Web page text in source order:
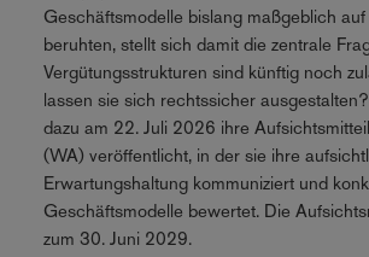
Geschäftsmodelle bislang maßgeblich
beruhten, stellt sich damit die zentrale
Vergütungsstrukturen sind künftig noch
lassen sie sich rechtssicher
dazu am 22. Juli 2026 ihre
(WA) veröffentlicht, in der sie ihre
Erwartungshaltung kommuniziert und
Geschäftsmodelle bewertet. Die
zum 30. Juni 2029.